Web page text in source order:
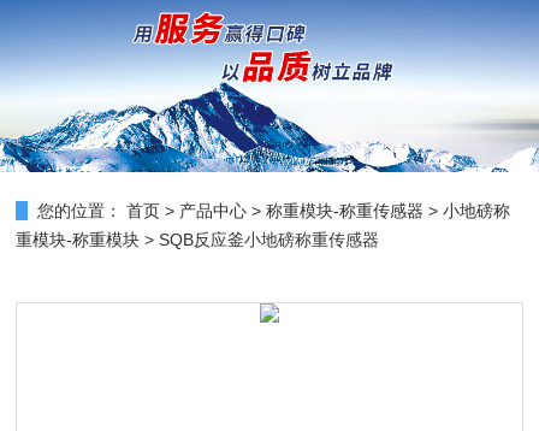
您的位置： 首页 > 产品中心 >称重模块-称重传感器 >小地磅称
重模块-称重模块 > SQB反应釜小地磅称重传感器